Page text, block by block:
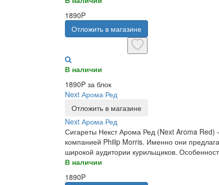
1890P
Отложить в магазине
В наличии
1890P за блок
Next Арома Ред
Отложить в магазине
Next Арома Ред
Сигареты Некст Арома Ред (Next Aroma Red)
компанией Philip Morris. Именно они
широкой аудитории курильщиков.
В наличии
1890P